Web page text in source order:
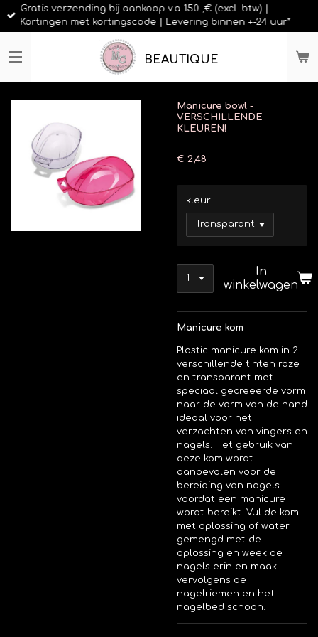
Ga
direct
de
BEAUTIQUE
Gratis verzending bij aankoop v.a 150-,€ (excl. btw) |
Kortingen met kortingscode | Levering binnen +-24 uur*
Manicure bowl -
VERSCHILLENDE
KLEUREN!
€ 2,48
kleur
In
winkelwagen
Manicure kom
Plastic manicure kom in 2
verschillende tinten roze
en transparant met
speciaal gecreëerde vorm
naar de vorm van de hand
ideaal voor het
verzachten van vingers en
nagels. Het gebruik van
deze kom wordt
aanbevolen voor de
bereiding van nagels
voordat een manicure
wordt bereikt. Vul de kom
met oplossing of water
gemengd met de
oplossing en week de
nagels erin en maak
vervolgens de
nagelriemen en het
nagelbed schoon.